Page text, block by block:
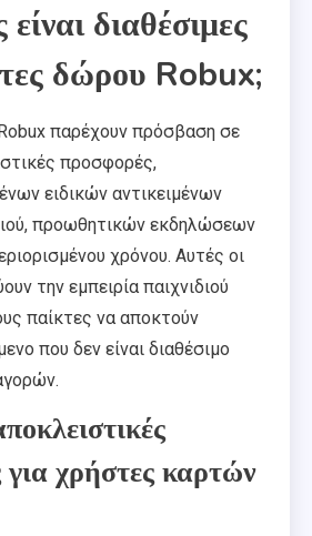
διαθέσιμες
δώρου Robux;
παρέχουν πρόσβαση σε
προσφορές,
ειδικών αντικειμένων
προωθητικών εκδηλώσεων
χρόνου. Αυτές οι
την εμπειρία παιχνιδιού
παίκτες να αποκτούν
που δεν είναι διαθέσιμο
χρήστες καρτών